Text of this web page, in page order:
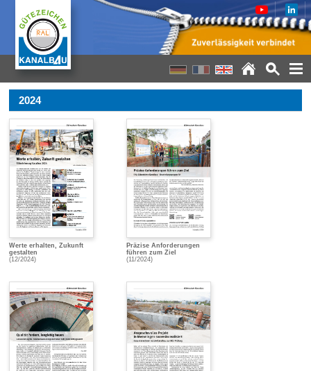
2024
Werte erhalten, Zukunft
gestalten
(12/2024)
Präzise Anforderungen
führen zum Ziel
(11/2024)